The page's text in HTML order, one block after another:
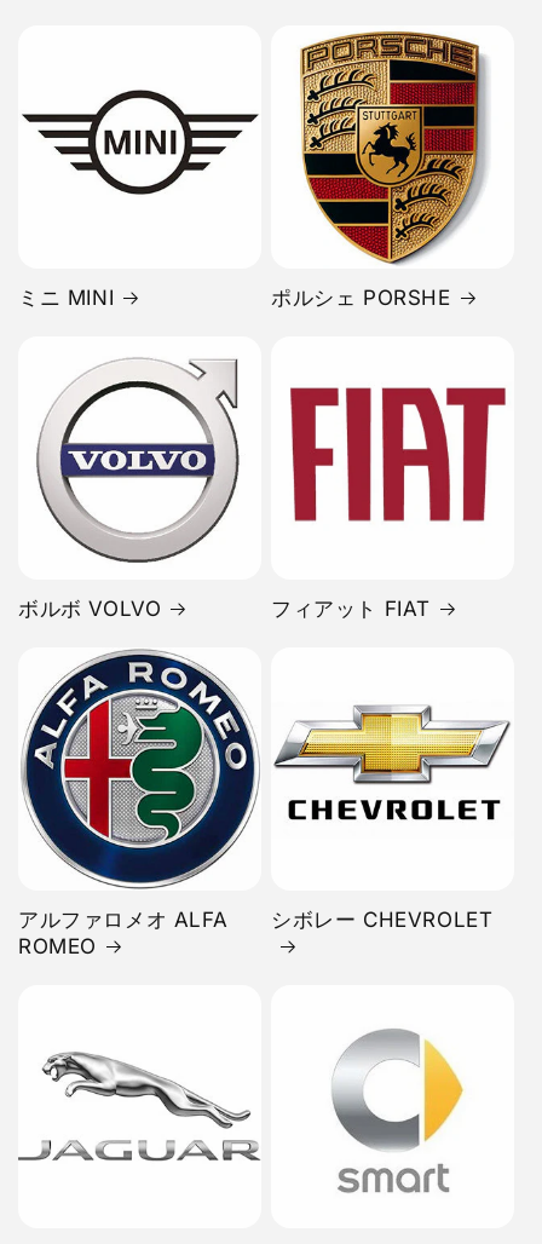
ミニ MINI ポルシェ PORSHE
ボルボ VOLVO フィアット FIAT
アルファロメオ ALFA
ROMEO
シボレー CHEVROLET